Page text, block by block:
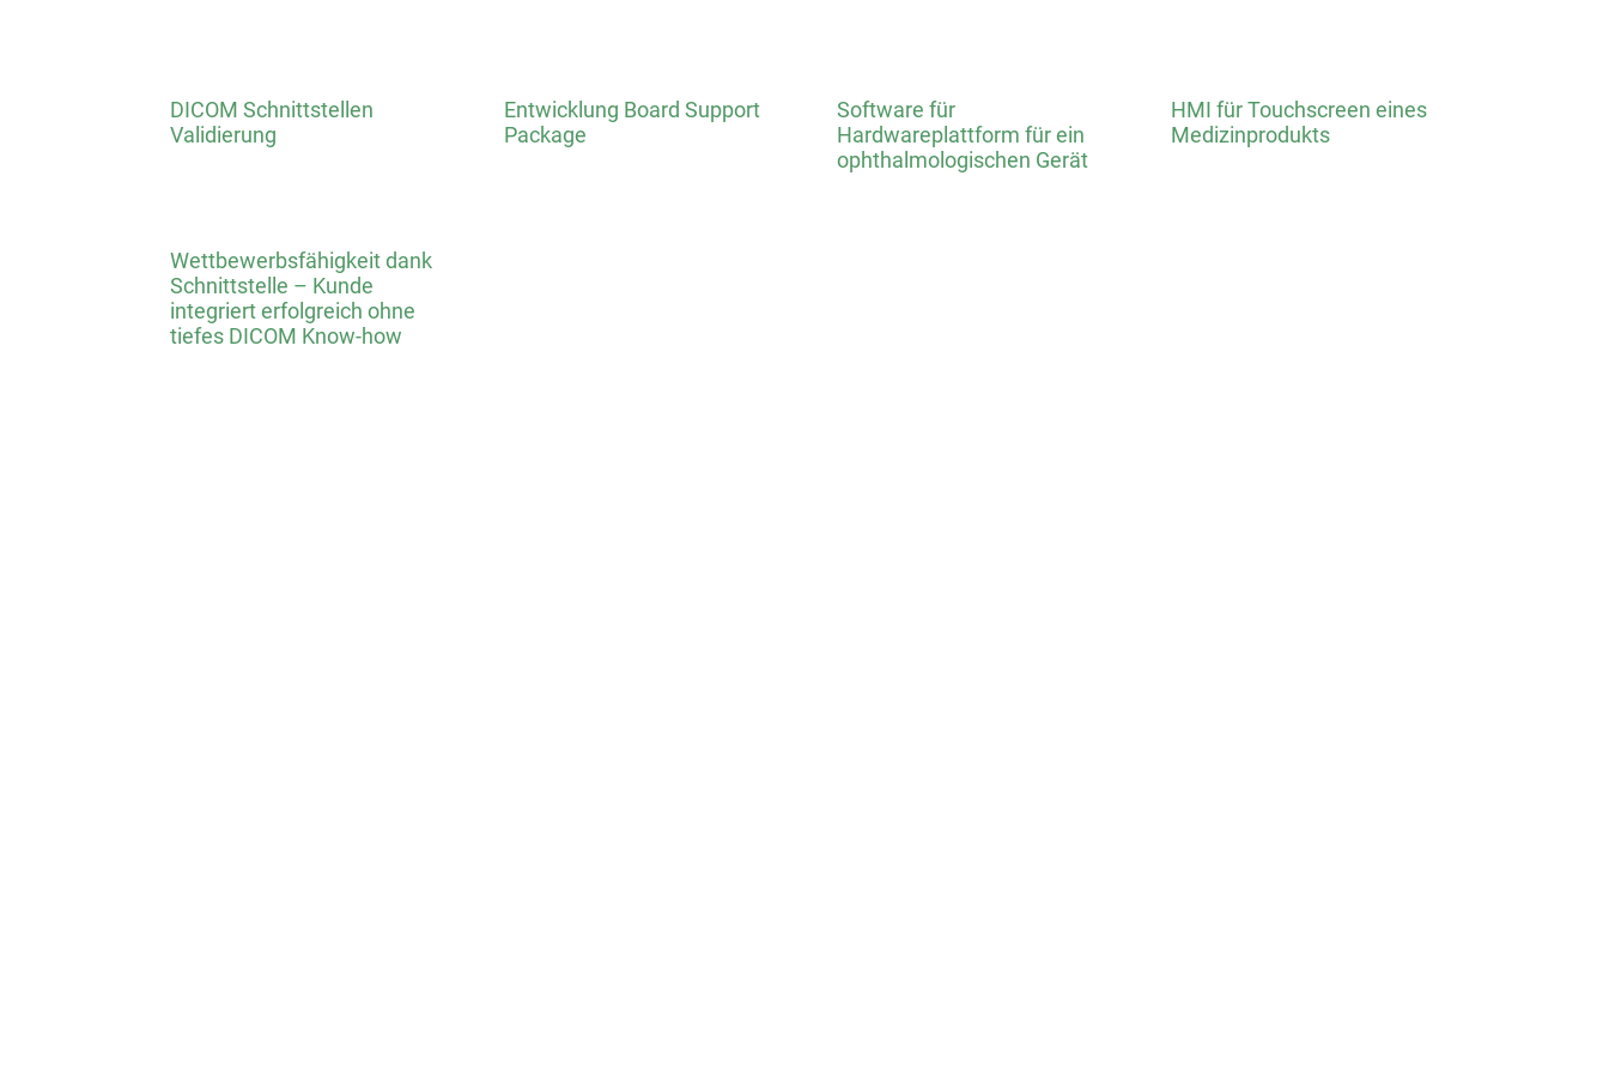
DICOM Schnittstellen
Validierung
Entwicklung Board Support
Package
Software für
Hardwareplattform für ein
ophthalmologischen Gerät
HMI für Touchscreen eines
Medizinprodukts
Wettbewerbsfähigkeit dank
Schnittstelle – Kunde
integriert erfolgreich ohne
tiefes DICOM Know-how